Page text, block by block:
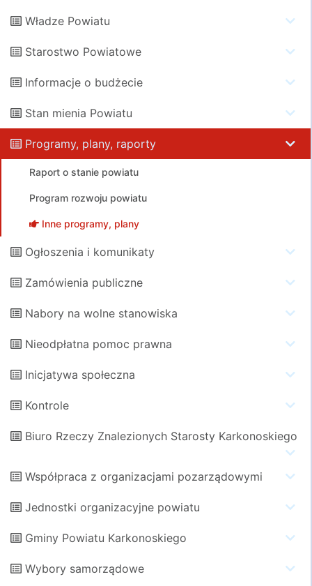
Władze Powiatu
Starostwo Powiatowe
Informacje o budżecie
Stan mienia Powiatu
Programy, plany, raporty
Raport o stanie powiatu
Program rozwoju powiatu
Inne programy, plany
Ogłoszenia i komunikaty
Zamówienia publiczne
Nabory na wolne stanowiska
Nieodpłatna pomoc prawna
Inicjatywa społeczna
Kontrole
Biuro Rzeczy Znalezionych Starosty Karkonoskiego
Współpraca z organizacjami pozarządowymi
Jednostki organizacyjne powiatu
Gminy Powiatu Karkonoskiego
Wybory samorządowe